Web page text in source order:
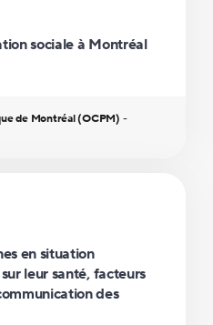
sociale à Montréal
de Montréal (OCPM) -
en situation
leur santé, facteurs
des